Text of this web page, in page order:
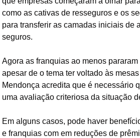
como as cativas de resseguros e os
para transferir as camadas iniciais de
seguros.
Agora as franquias ao menos pararam
apesar de o tema ter voltado às
Mendonça acredita que é necessário
uma avaliação criteriosa da situação
Em alguns casos, pode haver
e franquias com em reduções de